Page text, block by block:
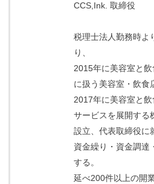
CCS,Ink. 取締役
税理士法人勤務時よ
り、
2015年に美容室と
に扱う美容室・飲食
2017年に美容室と
サービスを展開する
設立、代表取締役に
資金繰り・資金調達
する。
延べ200件以上の開